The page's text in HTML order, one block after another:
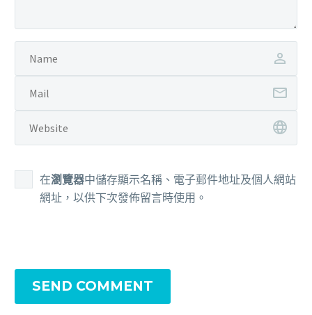
在瀏覽器中儲存顯示名稱、電子郵件地址及個人網站
網址，以供下次發佈留言時使用。
SEND COMMENT